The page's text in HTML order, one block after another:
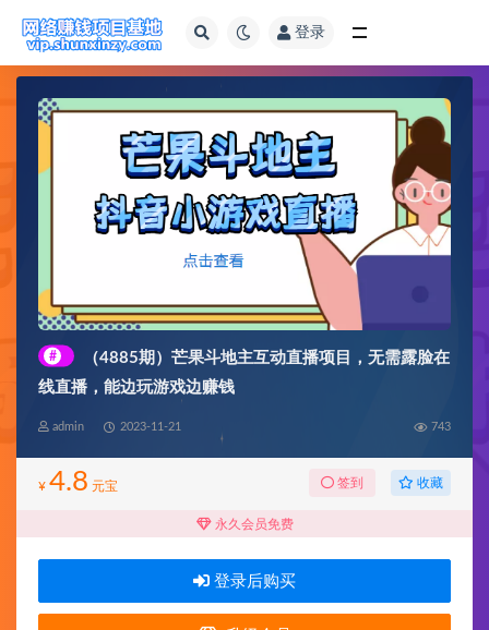
登录
#
（4885期）芒果斗地主互动直播项目，无需露脸在
线直播，能边玩游戏边赚钱
admin 2023-11-21 743
¥ 4.8 元宝 签到 收藏
永久会员免费
登录后购买